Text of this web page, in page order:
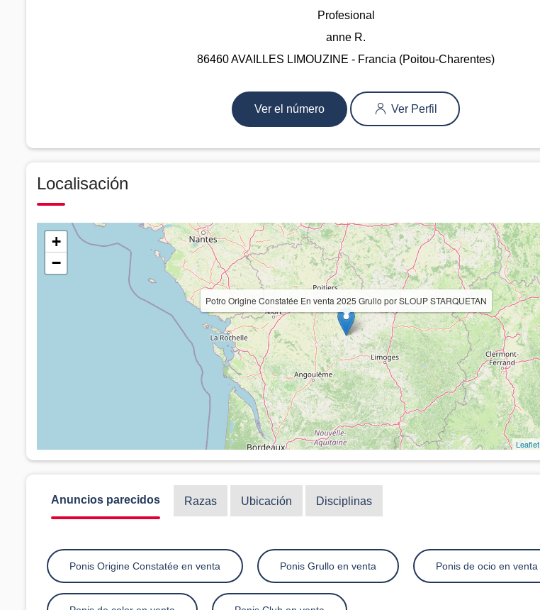
Profesional
anne R.
86460 AVAILLES LIMOUZINE - Francia (Poitou-Charentes)
Ver el número Ver Perfil
Localisación
Potro Origine Constatée En venta 2025 Grullo por SLOUP STARQUETAN
+
−
Leaflet
Anuncios parecidos Razas Ubicación Disciplinas
Ponis Origine Constatée en venta Ponis Grullo en venta Ponis de ocio en venta